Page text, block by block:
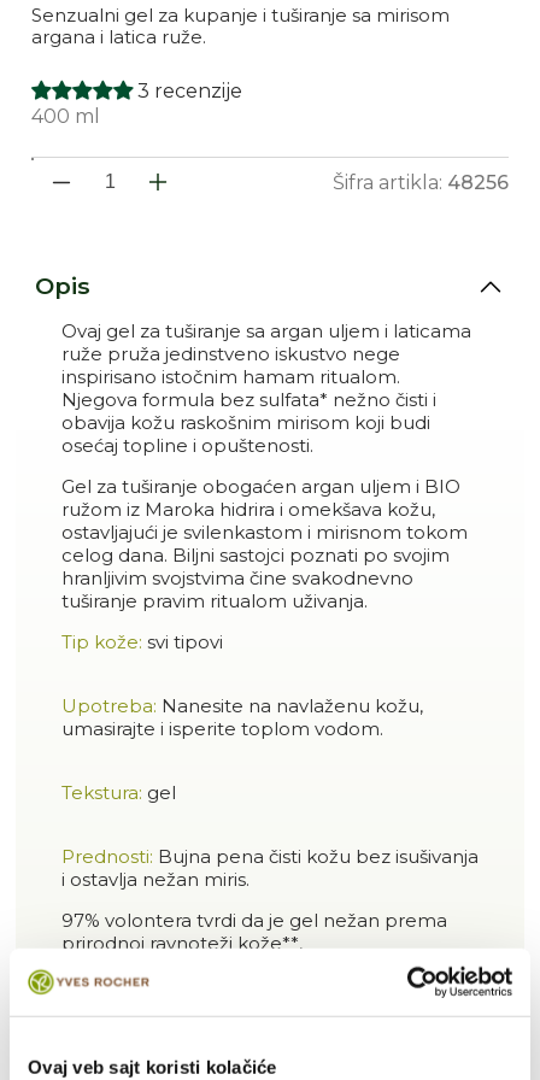
Ovaj veb sajt koristi kolačiće
Senzualni gel za kupanje i tuširanje sa mirisom
argana i latica ruže.
3 recenzije
400 ml
Smanji količinu proizvoda
Povećaj količinu
Šifra artikla: 48256
Opis
Ovaj gel za tuširanje sa argan uljem i laticama
ruže pruža jedinstveno iskustvo nege
inspirisano istočnim hamam ritualom.
Njegova formula bez sulfata* nežno čisti i
obavija kožu raskošnim mirisom koji budi
osećaj topline i opuštenosti.
Gel za tuširanje obogaćen argan uljem i BIO
ružom iz Maroka hidrira i omekšava kožu,
ostavljajući je svilenkastom i mirisnom tokom
celog dana. Biljni sastojci poznati po svojim
hranljivim svojstvima čine svakodnevno
tuširanje pravim ritualom uživanja.
Tip kože: svi tipovi
Upotreba: Nanesite na navlaženu kožu,
umasirajte i isperite toplom vodom.
Tekstura: gel
Prednosti: Bujna pena čisti kožu bez isušivanja
i ostavlja nežan miris.
97% volontera tvrdi da je gel nežan prema
prirodnoj ravnoteži kože**,
97% tvrdi da gel ima prijatnu teksturu**,
94% tvrdi da gel ne isušuje kožu**,
86% tvrdi da se gel dobro peni**.